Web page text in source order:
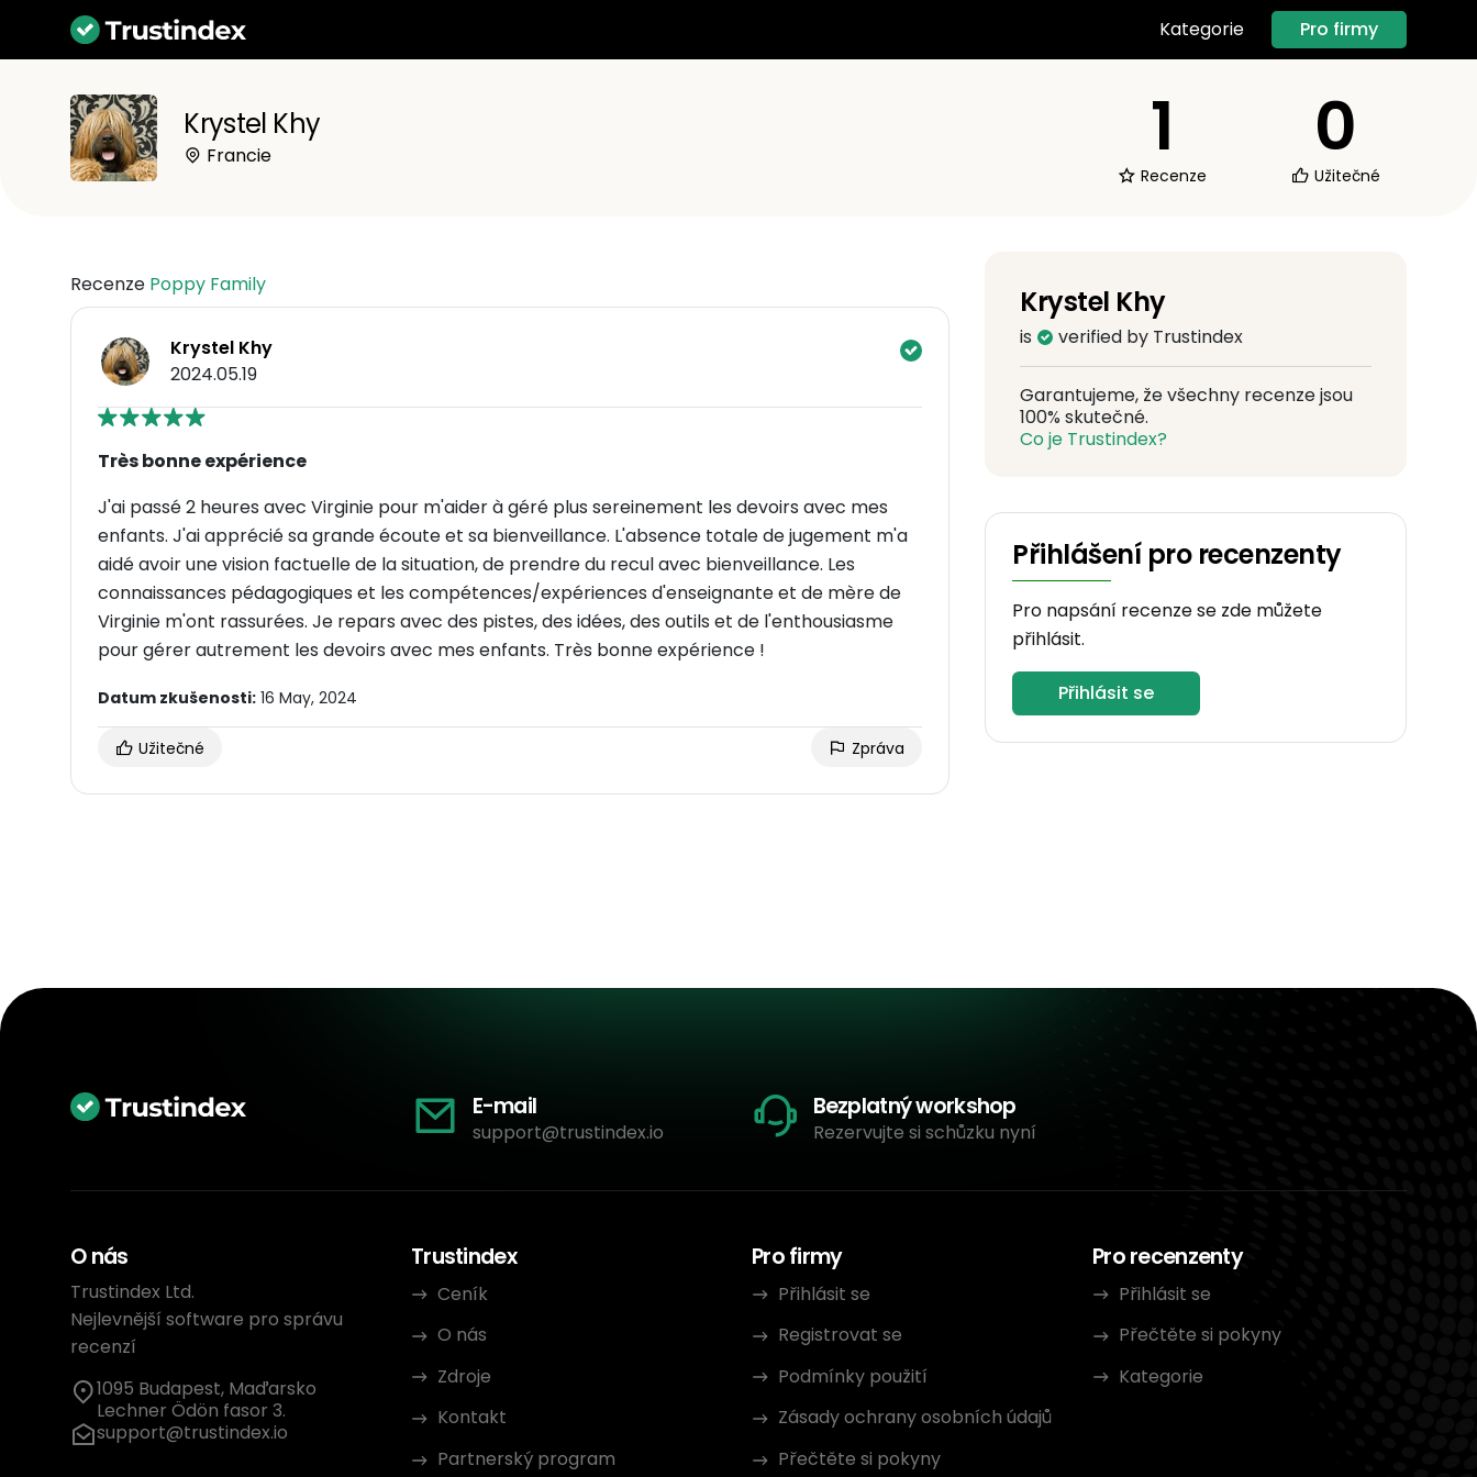
Kategorie Pro firmy
Krystel Khy
Francie 1
Recenze
0
Užitečné
Recenze Poppy Family
Krystel Khy
2024.05.19
Très bonne expérience
J'ai passé 2 heures avec Virginie pour m'aider à géré plus sereinement les devoirs avec mes
enfants. J'ai apprécié sa grande écoute et sa bienveillance. L'absence totale de jugement m'a
aidé avoir une vision factuelle de la situation, de prendre du recul avec bienveillance. Les
connaissances pédagogiques et les compétences/expériences d'enseignante et de mère de
Virginie m'ont rassurées. Je repars avec des pistes, des idées, des outils et de l'enthousiasme
pour gérer autrement les devoirs avec mes enfants. Très bonne expérience !
Datum zkušenosti: 16 May, 2024
Užitečné Zpráva
Krystel Khy
is verified by Trustindex
Garantujeme, že všechny recenze jsou
100% skutečné.
Co je Trustindex?
Přihlášení pro recenzenty
Pro napsání recenze se zde můžete
přihlásit.
Přihlásit se
E-mail
support@trustindex.io
Bezplatný workshop
Rezervujte si schůzku nyní
O nás
Trustindex Ltd.
Nejlevnější software pro správu
recenzí
1095 Budapest, Maďarsko
Lechner Ödön fasor 3.
support@trustindex.io
Trustindex
Ceník
O nás
Zdroje
Kontakt
Partnerský program
Pro firmy
Přihlásit se
Registrovat se
Podmínky použití
Zásady ochrany osobních údajů
Přečtěte si pokyny
Pro recenzenty
Přihlásit se
Přečtěte si pokyny
Kategorie